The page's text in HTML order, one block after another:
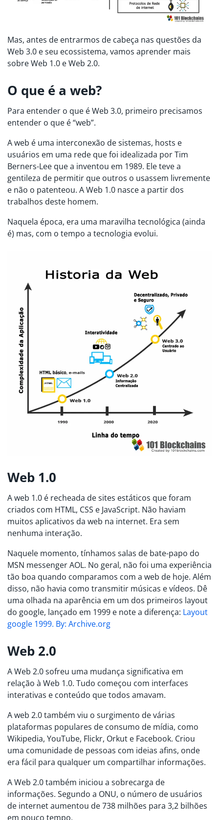
Mas, antes de entrarmos de cabeça nas questões da
Web 3.0 e seu ecossistema, vamos aprender mais
sobre Web 1.0 e Web 2.0.
O que é a web?
Para entender o que é Web 3.0, primeiro precisamos
entender o que é “web”.
A web é uma interconexão de sistemas, hosts e
usuários em uma rede que foi idealizada por Tim
Berners-Lee que a inventou em 1989. Ele teve a
gentileza de permitir que outros o usassem livremente
e não o patenteou. A Web 1.0 nasce a partir dos
trabalhos deste homem.
Naquela época, era uma maravilha tecnológica (ainda
é) mas, com o tempo a tecnologia evolui.
Web 1.0
A web 1.0 é recheada de sites estáticos que foram
criados com HTML, CSS e JavaScript. Não haviam
muitos aplicativos da web na internet. Era sem
nenhuma interação.
Naquele momento, tínhamos salas de bate-papo do
MSN messenger AOL. No geral, não foi uma experiência
tão boa quando comparamos com a web de hoje. Além
disso, não havia como transmitir músicas e vídeos. Dê
uma olhada na aparência em um dos primeiros layout
do google, lançado em 1999 e note a diferença: Layout
google 1999. By: Archive.org
Web 2.0
A Web 2.0 sofreu uma mudança significativa em
relação à Web 1.0. Tudo começou com interfaces
interativas e conteúdo que todos amavam.
A web 2.0 também viu o surgimento de várias
plataformas populares de consumo de mídia, como
Wikipedia, YouTube, Flickr, Orkut e Facebook. Criou
uma comunidade de pessoas com ideias afins, onde
era fácil para qualquer um compartilhar informações.
A Web 2.0 também iniciou a sobrecarga de
informações. Segundo a ONU, o número de usuários
de internet aumentou de 738 milhões para 3,2 bilhões
em pouco tempo.